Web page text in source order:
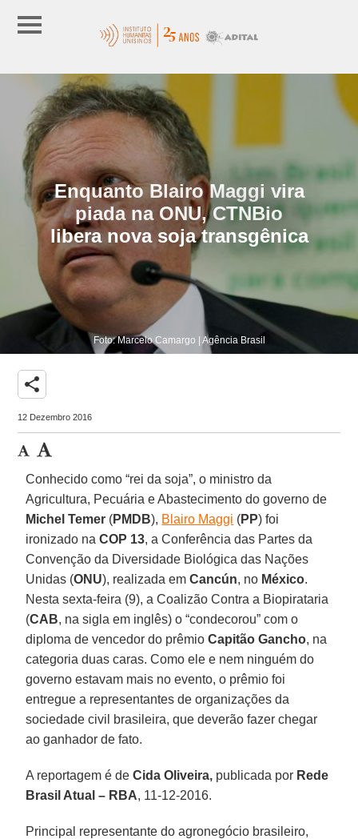
Enquanto Blairo Maggi vira
piada na ONU, CTNBio
libera nova soja transgênica
Foto: Marcelo Camargo | Agência Brasil
share
12 Dezembro 2016
Conhecido como “rei da soja”, o ministro da
Agricultura, Pecuária e Abastecimento do governo de
Michel Temer (PMDB), Blairo Maggi (PP) foi
ironizado naCOP 13, a Conferência das Partes da
Convenção da Diversidade Biológica das Nações
Unidas (ONU), realizada emCancún, no México.
Nesta sexta-feira (9), a Coalizão Contra a Biopirataria
(CAB, na sigla em inglês) o “condecorou” com o
diploma de vencedor do prêmioCapitão Gancho, na
categoria duas caras. Como ele e nem ninguém do
governo estavam mais no evento, o prêmio foi
entregue a representantes de organizações da
sociedade civil brasileira, que deverão fazer chegar
ao ganhador de fato.
A reportagem é deCida Oliveira, publicada por Rede
Brasil Atual – RBA, 11-12-2016.
Principal representante do agronegócio brasileiro,